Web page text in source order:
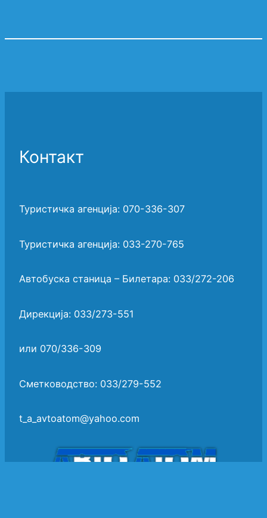
Контакт
Туристичка агенција: 070-336-307
Туристичка агенција: 033-270-765
Автобуска станица – Билетара: 033/272-206
Дирекција: 033/273-551
или 070/336-309
Сметководство: 033/279-552
t_a_avtoatom@yahoo.com